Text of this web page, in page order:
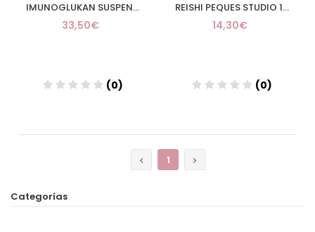
IMUNOGLUKAN SUSPENSION ORAL 1 ENVASE 250 ML
33,50€
(0)
REISHI PEQUES STUDIO 1 ENVASE 150 ML
14,30€
(0)
1
Categorías